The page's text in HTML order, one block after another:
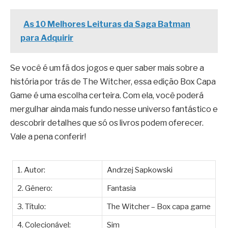
As 10 Melhores Leituras da Saga Batman
para Adquirir
Se você é um fã dos jogos e quer saber mais sobre a
história por trás de The Witcher, essa edição Box Capa
Game é uma escolha certeira. Com ela, você poderá
mergulhar ainda mais fundo nesse universo fantástico e
descobrir detalhes que só os livros podem oferecer.
Vale a pena conferir!
1. Autor:
Andrzej Sapkowski
2. Gênero:
Fantasia
3. Título:
The Witcher – Box capa game
4. Colecionável:
Sim